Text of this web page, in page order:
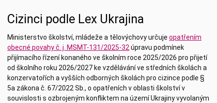
Cizinci podle Lex Ukrajina
Ministerstvo školství, mládeže a tělovýchovy určuje opatřením
obecné povahy č. j. MSMT-131/2025-32úpravu podmínek
přijímacího řízení konaného ve školním roce 2025/2026 pro přijetí
od školního roku 2026/2027 ke vzdělávání ve středních školách a
konzervatořích a vyšších odborných školách pro cizince podle §
5a zákona č. 67/2022 Sb., o opatřeních v oblasti školství v
souvislosti s ozbrojeným konfliktem na území Ukrajiny vyvolaným